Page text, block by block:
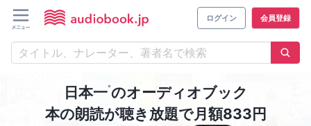
ログイン 会員登録
日本一※のオーディオブック
本の朗読が聴き放題で月額833円